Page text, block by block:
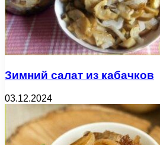
Зимний салат из кабачков
03.12.2024